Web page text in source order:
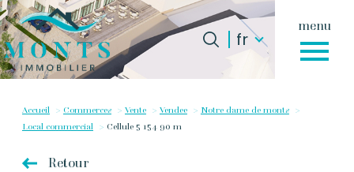
menu
Langue
fr
Accueil 0 Langue
Accueil Commerces Vente Vendee
Notre dame de monts
Local commercial
Cellule 5 154 90 m
Retour